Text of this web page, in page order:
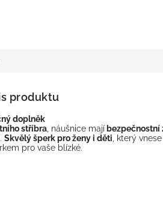
produktu
doplněk
stříbra, náušnice mají bezpečnostní
Skvělý šperk pro ženy i děti, který
pro vaše blízké.